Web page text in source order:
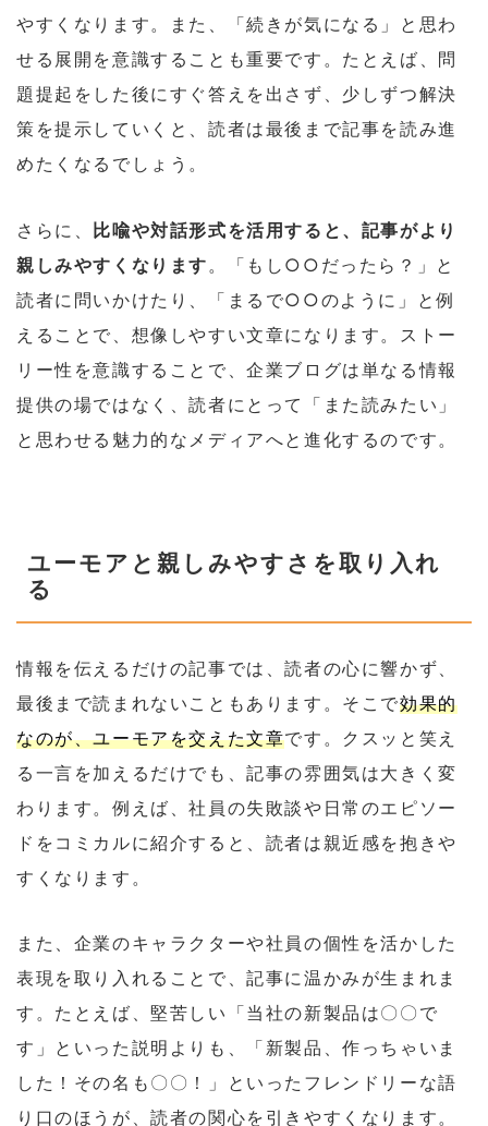
やすくなります。また、「続きが気になる」と思わ
せる展開を意識することも重要です。たとえば、問
題提起をした後にすぐ答えを出さず、少しずつ解決
策を提示していくと、読者は最後まで記事を読み進
めたくなるでしょう。
さらに、 比喩や対話形式を活用すると、記事がより
親しみやすくなります 。「もし○○だったら？」と
読者に問いかけたり、「まるで○○のように」と例
えることで、想像しやすい文章になります。ストー
リー性を意識することで、企業ブログは単なる情報
提供の場ではなく、読者にとって「また読みたい」
と思わせる魅力的なメディアへと進化するのです。
ユーモアと親しみやすさを取り入れ
る
情報を伝えるだけの記事では、読者の心に響かず、
最後まで読まれないこともあります。そこで効果的
なのが、ユーモアを交えた文章です。クスッと笑え
る一言を加えるだけでも、記事の雰囲気は大きく変
わります。例えば、社員の失敗談や日常のエピソー
ドをコミカルに紹介すると、読者は親近感を抱きや
すくなります。
また、企業のキャラクターや社員の個性を活かした
表現を取り入れることで、記事に温かみが生まれま
す。たとえば、堅苦しい「当社の新製品は〇〇で
す」といった説明よりも、「新製品、作っちゃいま
した！その名も〇〇！」といったフレンドリーな語
り口のほうが、読者の関心を引きやすくなります。